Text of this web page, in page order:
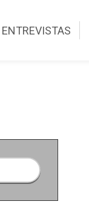
ENTREVISTAS